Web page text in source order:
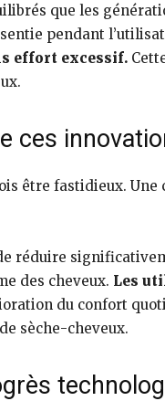
que les
pendant
effort excessif.
ces
être fastidieux.
réduire
des cheveux. Les
du confort
sèche-cheveux.